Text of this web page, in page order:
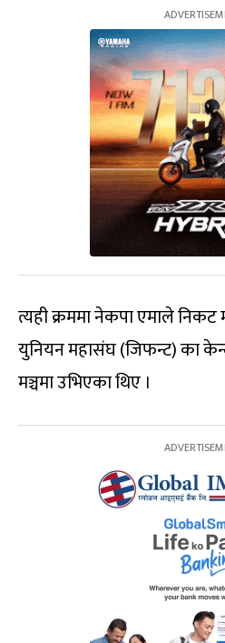
त्यही क्रममा नेकपा एमाले
युनियन महासंघ (जिफन्ट) का
मञ्चमा उभिएका थिए ।